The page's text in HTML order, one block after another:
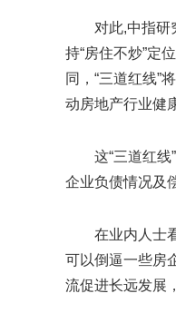
对此,中指研
持“房住不炒”定
同，“三道红线”
动房地产行业健
这“三道红
企业负债情况及
在业内人士
可以倒逼一些房
流促进长远发展